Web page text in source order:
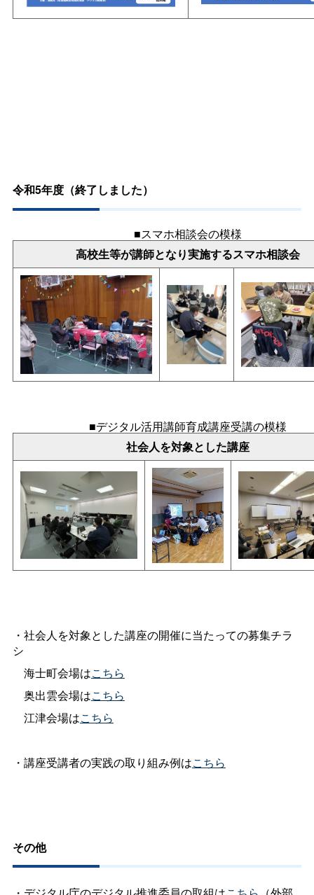
令和5年度（終了しました）
■スマホ相談会の模様
高校生等が講師となり実施するスマホ相談会
■デジタル活用講師育成講座受講の模様
社会人を対象とした講座
・社会人を対象とした講座の開催に当たっての募集チラ
シ
海士町会場はこちら
奥出雲会場はこちら
江津会場はこちら
・講座受講者の実践の取り組み例はこちら
その他